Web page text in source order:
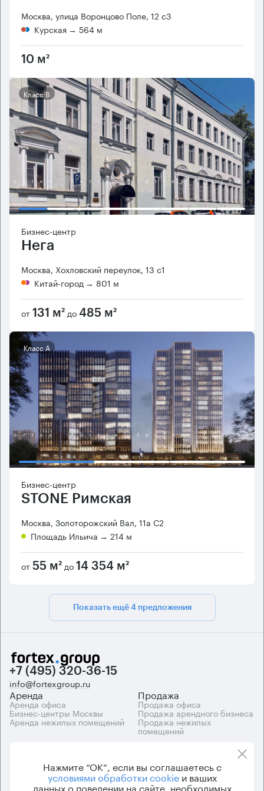
Москва, улица Воронцово Поле, 12 с3
Курская → 564 м
10 м²
Класс B
Бизнес-центр
Нега
Москва, Хохловский переулок, 13 с1
Китай-город → 801 м
от 131 м² до 485 м²
Класс А
Бизнес-центр
STONE Римская
Москва, Золоторожский Вал, 11а С2
Площадь Ильича → 214 м
от 55 м² до 14 354 м²
Показать ещё 4 предложения
+7 (495) 320-36-15
info@fortexgroup.ru
Аренда
Аренда офиса
Бизнес-центры Москвы
Аренда нежилых помещений
Продажа
Продажа офиса
Продажа арендного бизнеса
Продажа нежилых
помещений
Каталог бизнес-центров О компании
Вакансии
Контакты
Нажмите “ОК”, если вы соглашаетесь с
условиями обработки cookieи ваших
данных о поведении на сайте, необходимых